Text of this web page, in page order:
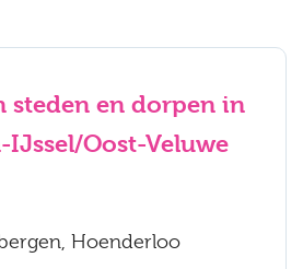
steden en dorpen in
Oost-Veluwe
Hoenderloo